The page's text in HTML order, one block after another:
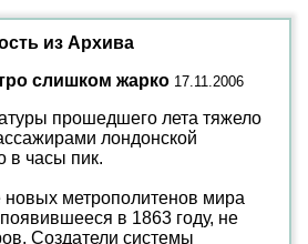
из Архива
слишком жарко 17.11.2006
прошедшего лета тяжело
лондонской
в часы пик.
новых метрополитенов мира
в 1863 году, не
Создатели системы